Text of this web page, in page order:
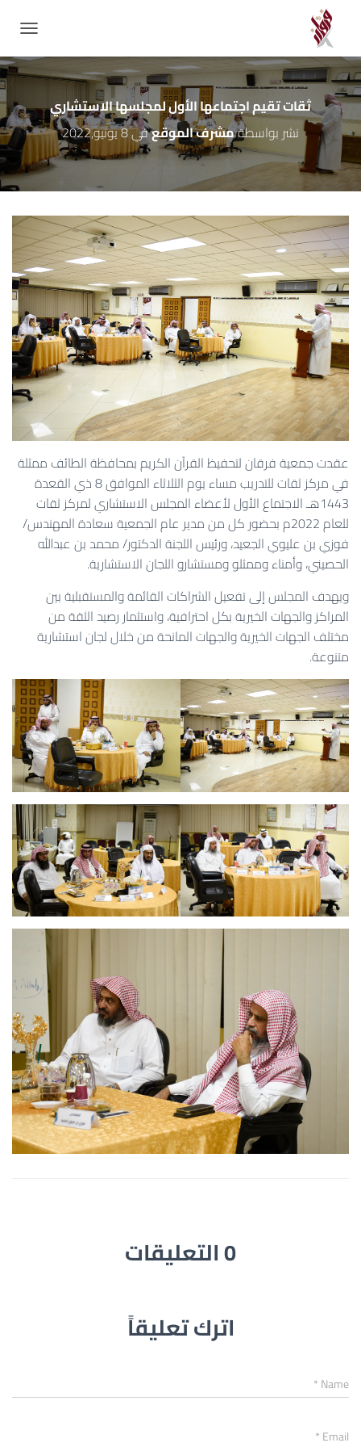
ثقات تقيم اجتماعها الأول لمجلسها الاستشاري
نشر بواسطةمشرف الموقعفي8 يونيو,2022
عقدت جمعية فرقان لتحفيظ القرآن الكريم بمحافظة الطائف ممثلة
في مركز ثقات للتدريب مساء يوم الثلاثاء الموافق 8 ذي القعدة
1443هـ الاجتماع الأول لأعضاء المجلس الاستشاري لمركز ثقات
للعام 2022م بحضور كل من مدير عام الجمعية سعادة المهندس/
فوزي بن عليوي الجعيد، ورئيس اللجنة الدكتور/ محمد بن عبدالله
الحصيني، وأمناء وممثلو ومستشارو اللجان الاستشارية.
ويهدف المجلس إلى تفعيل الشراكات القائمة والمستقبلية بين
المراكز والجهات الخيرية بكل احترافية، واستثمار رصيد الثقة من
مختلف الجهات الخيرية والجهات المانحة من خلال لجان استشارية
متنوعة.
0 التعليقات
اترك تعليقاً
Name
*
Email
*